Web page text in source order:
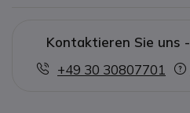
Kontaktieren Sie uns -
+49 30 30807701